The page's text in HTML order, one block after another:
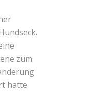
zum
hatte